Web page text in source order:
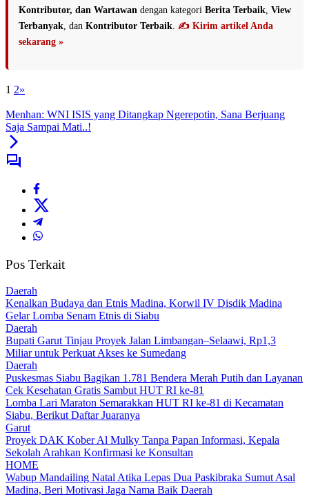
Kontributor, dan Wartawan dengan kategori Berita Terbaik View
Terbanyak , dan Kontributor Terbaik ✍️ Kirim artikel Anda
sekarang »
1 2»
Menhan: WNI ISIS yang Ditangkap Ngerepotin, Sana Berjuang
Saja Sampai Mati..!
Pos Terkait
Daerah
Kenalkan Budaya dan Etnis Madina, Korwil IV Disdik Madina
Gelar Lomba Senam Etnis di Siabu
Daerah
Bupati Garut Tinjau Proyek Jalan Limbangan–Selaawi, Rp1,3
Miliar untuk Perkuat Akses ke Sumedang
Daerah
Puskesmas Siabu Bagikan 1.781 Bendera Merah Putih dan Layanan
Cek Kesehatan Gratis Sambut HUT RI ke-81
Lomba Lari Maraton Semarakkan HUT RI ke-81 di Kecamatan
Siabu, Berikut Daftar Juaranya
Garut
Proyek DAK Kober Al Mulky Tanpa Papan Informasi, Kepala
Sekolah Arahkan Konfirmasi ke Konsultan
HOME
Wabup Mandailing Natal Atika Lepas Dua Paskibraka Sumut Asal
Madina, Beri Motivasi Jaga Nama Baik Daerah